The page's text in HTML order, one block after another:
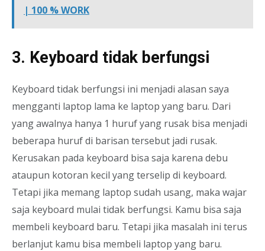
| 100 % WORK
3. Keyboard tidak berfungsi
Keyboard tidak berfungsi ini menjadi alasan saya
mengganti laptop lama ke laptop yang baru. Dari
yang awalnya hanya 1 huruf yang rusak bisa menjadi
beberapa huruf di barisan tersebut jadi rusak.
Kerusakan pada keyboard bisa saja karena debu
ataupun kotoran kecil yang terselip di keyboard.
Tetapi jika memang laptop sudah usang, maka wajar
saja keyboard mulai tidak berfungsi. Kamu bisa saja
membeli keyboard baru. Tetapi jika masalah ini terus
berlanjut kamu bisa membeli laptop yang baru.